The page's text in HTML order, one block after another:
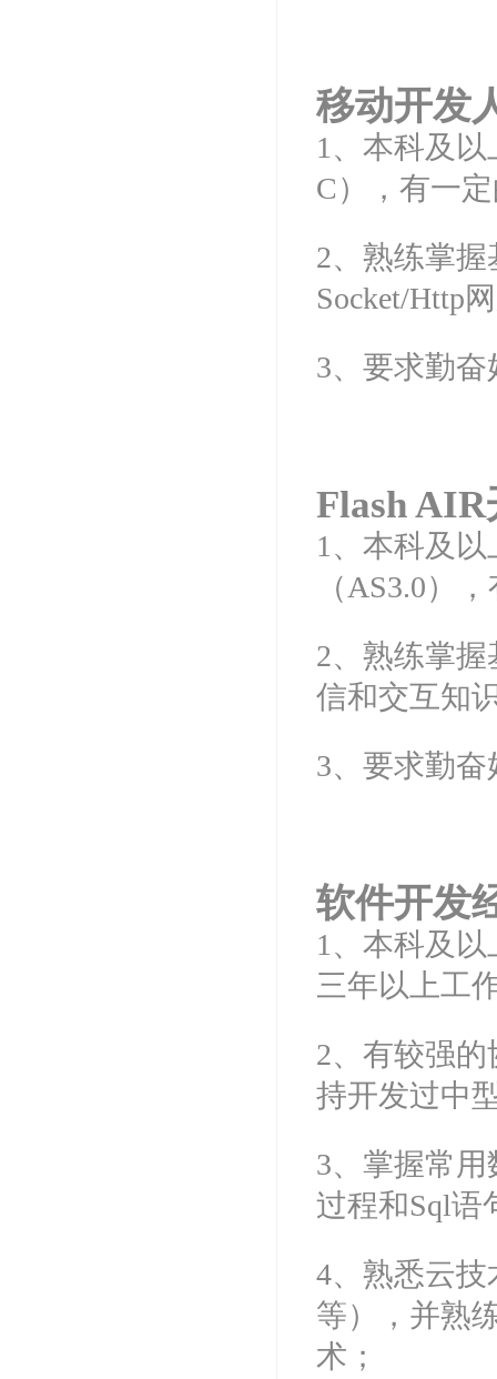
移动开发
1、本科及以
C），有一
2、熟练掌
Socket/Http
3、要求勤
Flash
1、本科及
（AS3.0）
2、熟练掌
信和交互知
3、要求勤
软件开发
1、本科及以
三年以上工
2、有较强
持开发过中
3、掌握常用
过程和Sql语
4、熟悉云技
等），并熟
术；